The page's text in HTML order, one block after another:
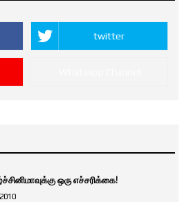
twitter
ஒரு எச்சரிக்கை!